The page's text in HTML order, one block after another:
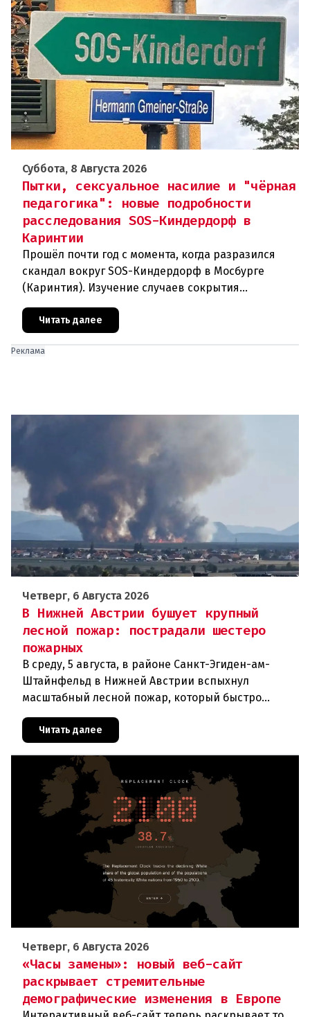
Суббота, 8 Августа 2026
Пытки, сексуальное насилие и "чёрная
педагогика": новые подробности
расследования SOS-Киндердорф в
Каринтии
Прошёл почти год с момента, когда разразился
скандал вокруг SOS-Киндердорф в Мосбурге
(Каринтия). Изучение случаев сокрытия
масштабное расследование, которое продо
Читать далее
Реклама
Четверг, 6 Августа 2026
В Нижней Австрии бушует крупный
лесной пожар: пострадали шестеро
пожарных
В среду, 5 августа, в районе Санкт-Эгиден-ам-
Штайнфельд в Нижней Австрии вспыхнул
масштабный лесной пожар, который быстро
В ходе тушения пострадали шесте
Читать далее
Четверг, 6 Августа 2026
«Часы замены»: новый веб-сайт
раскрывает стремительные
демографические изменения в Европе